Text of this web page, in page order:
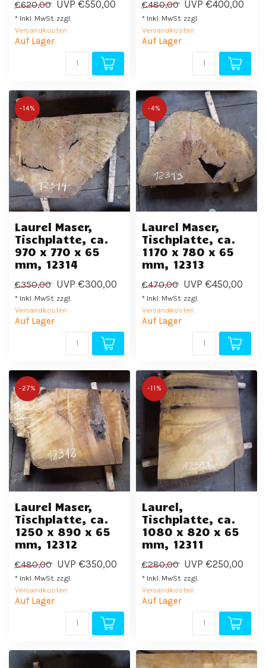
€620,00 UVP €550,00
* Inkl. MwSt. zzgl.
Versandkosten
Auf Lager
€480,00 UVP €400,00
* Inkl. MwSt. zzgl.
Versandkosten
Auf Lager
-14%
Laurel Maser,
Tischplatte, ca.
970 x 770 x 65
mm, 12314
€350,00 UVP €300,00
* Inkl. MwSt. zzgl.
Versandkosten
Auf Lager
-4%
Laurel Maser,
Tischplatte, ca.
1170 x 780 x 65
mm, 12313
€470,00 UVP €450,00
* Inkl. MwSt. zzgl.
Versandkosten
Auf Lager
-27%
Laurel Maser,
Tischplatte, ca.
1250 x 890 x 65
mm, 12312
€480,00 UVP €350,00
* Inkl. MwSt. zzgl.
Versandkosten
Auf Lager
-11%
Laurel,
Tischplatte, ca.
1080 x 820 x 65
mm, 12311
€280,00 UVP €250,00
* Inkl. MwSt. zzgl.
Versandkosten
Auf Lager